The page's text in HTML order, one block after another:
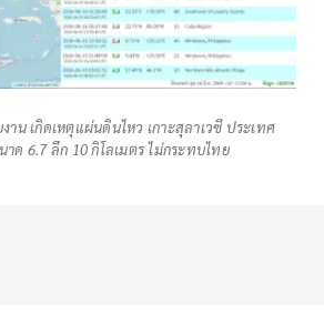
าน เกิดเหตุแผ่นดินไหว เกาะสุลาเวซี ประเทศ
าด 6.7 ลึก 10 กิโลเมตร ไม่กระทบไทย